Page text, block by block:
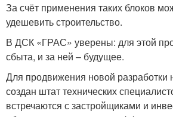
За счёт применения таких блоков
удешевить строительство.
В ДСК «ГРАС» уверены: для этой
сбыта, и за ней – будущее.
Для продвижения новой разработки
создан штат технических
встречаются с застройщиками и